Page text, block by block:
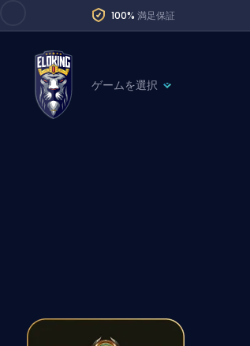
100% 満足保証
ゲームを選択
Path of Exile 2